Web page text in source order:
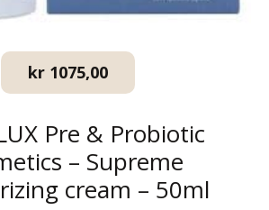
kr1075,00
Pre & Probiotic
– Supreme
cream – 50ml